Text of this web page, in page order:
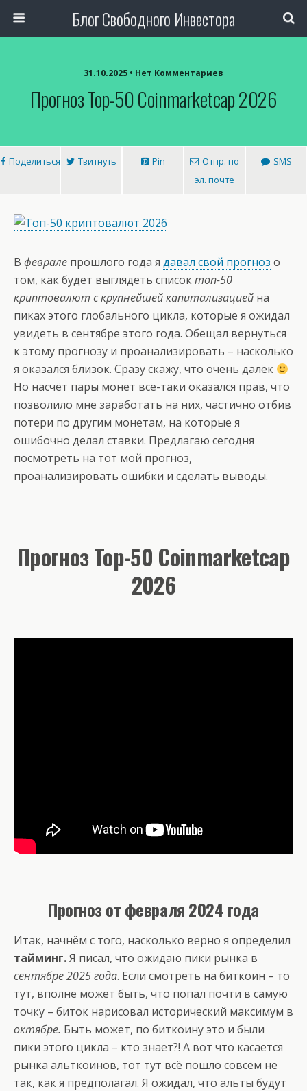
Блог Свободного Инвестора
31.10.2025 • Нет Комментариев
Прогноз Top-50 Coinmarketcap 2026
Поделиться Твитнуть Pin
Отпр. по
эл. почте
SMS
В феврале прошлого года я давал свой прогноз о
том, как будет выглядеть списоктоп-50
криптовалют с крупнейшей капитализацией на
пиках этого глобального цикла, которые я ожидал
увидеть в сентябре этого года. Обещал вернуться
к этому прогнозу и проанализировать – насколько
я оказался близок. Сразу скажу, что очень далёк
Но насчёт пары монет всё-таки оказался прав, что
позволило мне заработать на них, частично отбив
потери по другим монетам, на которые я
ошибочно делал ставки. Предлагаю сегодня
посмотреть на тот мой прогноз,
проанализировать ошибки и сделать выводы.
Прогноз Top-50 Coinmarketcap
2026
Прогноз от февраля 2024 года
Итак, начнём с того, насколько верно я определил
тайминг.Я писал, что ожидаю пики рынка в
сентябре 2025 года. Если смотреть на биткоин – то
тут, вполне может быть, что попал почти в самую
точку – биток нарисовал исторический максимум в
октябре. Быть может, по биткоину это и были
пики этого цикла – кто знает?! А вот что касается
рынка альткоинов, тот тут всё пошло совсем не
так, как я предполагал. Я ожидал, что альты будут